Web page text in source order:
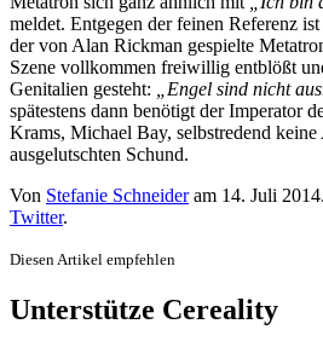
meldet. Entgegen der feinen Referenz
der von Alan Rickman gespielte
Szene vollkommen freiwillig entblößt
Genitalien gesteht:
„Engel sind nicht
spätestens dann benötigt der Imperator
Krams, Michael Bay, selbstredend keine
ausgelutschten Schund.
Von Stefanie Schneideram 14. Juli 2014
Twitter.
Diesen Artikel empfehlen
Unterstütze Cereality